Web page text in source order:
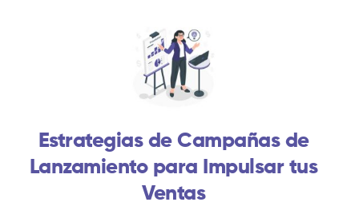
Estrategias de Campañas de
Lanzamiento para Impulsar tus
Ventas